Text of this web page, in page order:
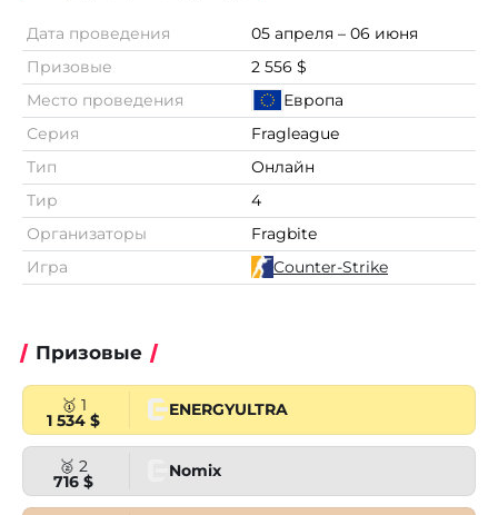
Дата проведения
05 апреля – 06 июня
Призовые
2 556 $
Место проведения
Европа
Серия
Fragleague
Тип
Онлайн
Тир
4
Организаторы
Fragbite
Игра
Counter-Strike
Призовые
🥇 1
1 534 $
ENERGYULTRA
🥈 2
716 $
Nomix